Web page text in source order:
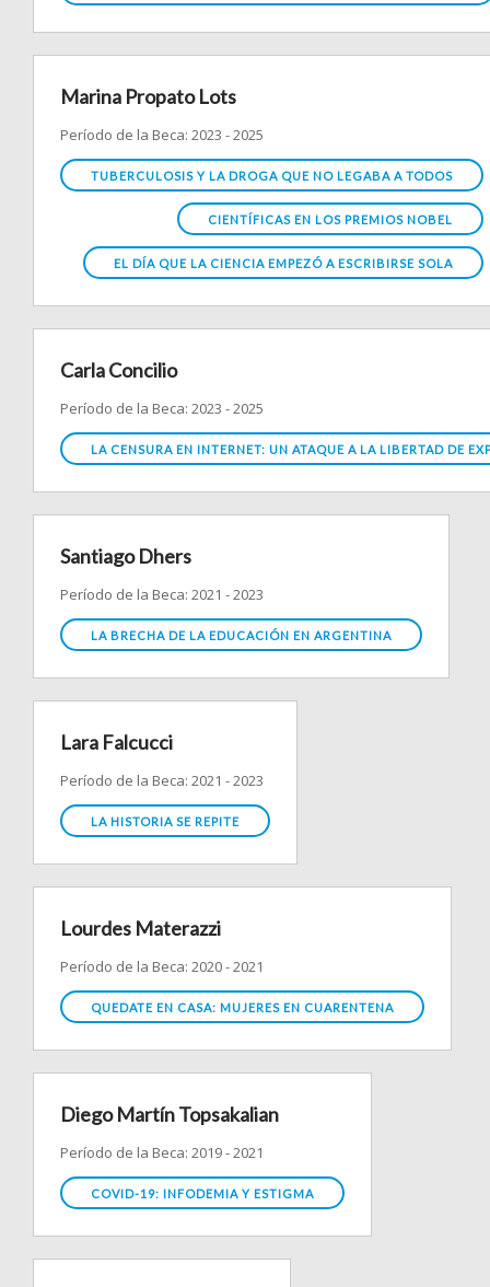
Marina Propato Lots
Período de la Beca: 2023 - 2025
TUBERCULOSIS Y LA DROGA QUE NO LEGABA A TODOS
CIENTÍFICAS EN LOS PREMIOS NOBEL
EL DÍA QUE LA CIENCIA EMPEZÓ A ESCRIBIRSE SOLA
Carla Concilio
Período de la Beca: 2023 - 2025
LA CENSURA EN INTERNET: UN ATAQUE A LA LIBERTAD DE
Santiago Dhers
Período de la Beca: 2021 - 2023
LA BRECHA DE LA EDUCACIÓN EN ARGENTINA
Lara Falcucci
Período de la Beca: 2021 - 2023
LA HISTORIA SE REPITE
Lourdes Materazzi
Período de la Beca: 2020 - 2021
QUEDATE EN CASA: MUJERES EN CUARENTENA
Diego Martín Topsakalian
Período de la Beca: 2019 - 2021
COVID-19: INFODEMIA Y ESTIGMA